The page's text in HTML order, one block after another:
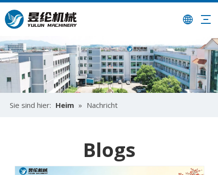
Sie sind hier: Heim » Nachricht
Blogs